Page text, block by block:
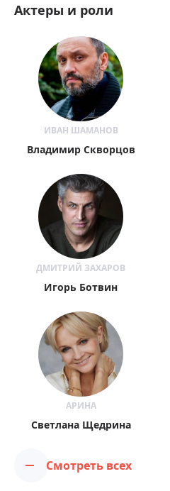
Актеры и роли
ИВАН ШАМАНОВ
Владимир Скворцов
ДМИТРИЙ ЗАХАРОВ
Игорь Ботвин
АРИНА
Светлана Щедрина
Смотреть всех